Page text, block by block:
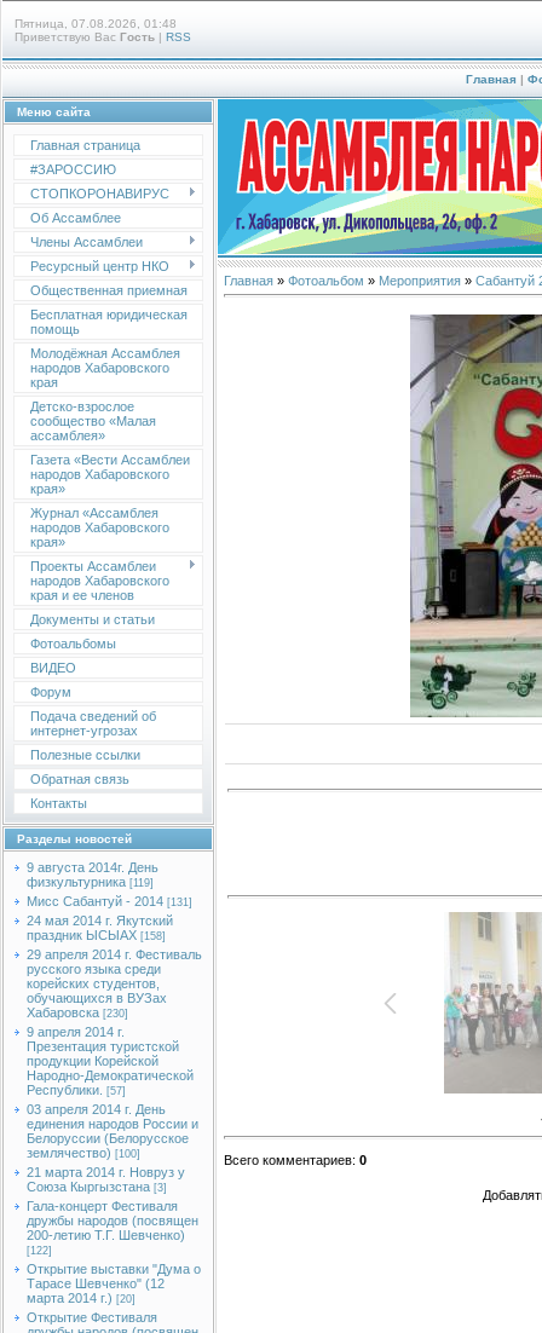
Пятница, 07.08.2026, 01:48
Приветствую Вас Гость | RSS
Главная |
Меню сайта
Главная страница
#ЗАРОССИЮ
СТОПКОРОНАВИРУС
Об Ассамблее
Члены Ассамблеи
Ресурсный центр НКО
Общественная приемная
Бесплатная юридическая
помощь
Молодёжная Ассамблея
народов Хабаровского
края
Детско-взрослое
сообщество «Малая
ассамблея»
Газета «Вести Ассамблеи
народов Хабаровского
края»
Журнал «Ассамблея
народов Хабаровского
края»
Проекты Ассамблеи
народов Хабаровского
края и ее членов
Документы и статьи
Фотоальбомы
ВИДЕО
Форум
Подача сведений об
интернет-угрозах
Полезные ссылки
Обратная связь
Контакты
Разделы новостей
9 августа 2014г. День
физкультурника [119]
Мисс Сабантуй - 2014 [131]
24 мая 2014 г. Якутский
праздник ЫСЫАХ [158]
29 апреля 2014 г. Фестиваль
русского языка среди
корейских студентов,
обучающихся в ВУЗах
Хабаровска [230]
9 апреля 2014 г.
Презентация туристской
продукции Корейской
Народно-Демократической
Республики.
[57]
03 апреля 2014 г. День
единения народов России и
Белоруссии (Белорусское
землячество) [100]
21 марта 2014 г. Новруз у
Союза Кыргызстана [3]
Гала-концерт Фестиваля
дружбы народов (посвящен
200-летию Т.Г. Шевченко)
[122]
Открытие выставки "Дума о
Тарасе Шевченко" (12
марта 2014 г.) [20]
Открытие Фестиваля
Главная » Фотоальбом » Мероприятия » Сабантуй
Всего комментариев: 0